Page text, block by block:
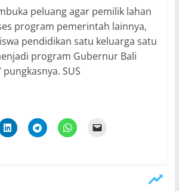
peluang agar pemilik lahan
program pemerintah lainnya,
pendidikan satu keluarga satu
program Gubernur Bali
SUS